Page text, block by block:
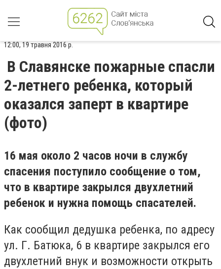
12:00, 19 травня 2016 р.
В Славянске пожарные спасли
2-летнего ребенка, который
оказался заперт в квартире
(фото)
16 мая около 2 часов ночи в службу
спасения поступило сообщение о том,
что в квартире закрылся двухлетний
ребенок и нужна помощь спасателей.
Как сообщил дедушка ребенка, по адресу
ул. Г. Батюка, 6 в квартире закрылся его
двухлетний внук и возможности открыть